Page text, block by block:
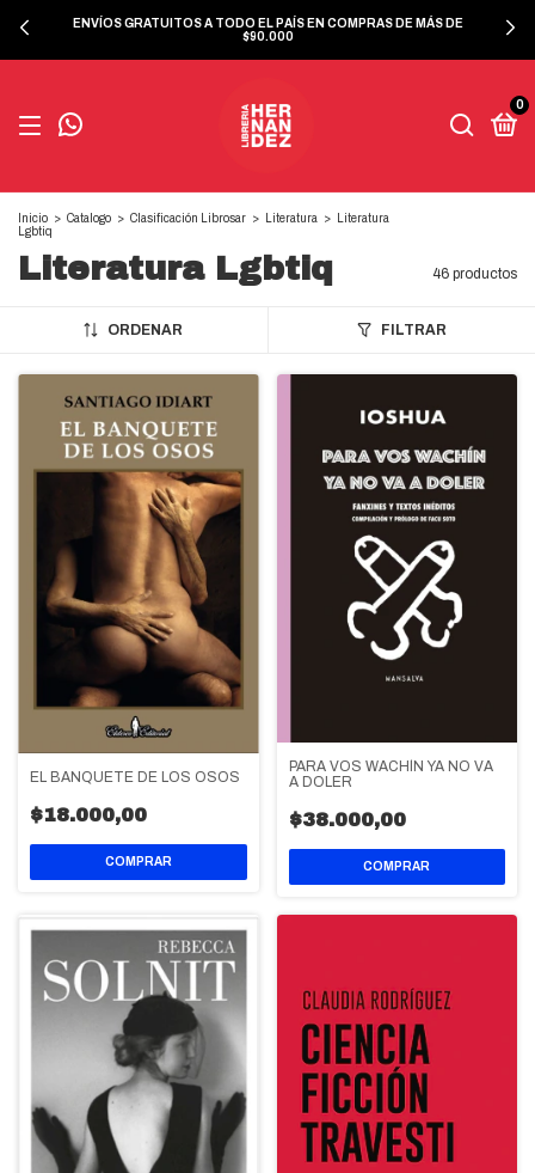
ENVÍOS GRATUITOS A TODO EL PAÍS EN COMPRAS DE MÁS DE
$90.000
0
Inicio > Catalogo > Clasificación Librosar > Literatura >
Literatura
Lgbtiq
Literatura Lgbtiq 46 productos
ORDENAR FILTRAR
EL BANQUETE DE LOS OSOS
$18.000,00
PARA VOS WACHÍN YA NO VA
A DOLER
$38.000,00